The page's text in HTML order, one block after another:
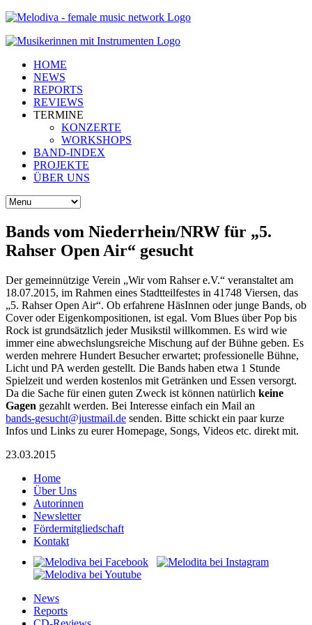
HOME
NEWS
REPORTS
REVIEWS
TERMINE
KONZERTE
WORKSHOPS
BAND-INDEX
PROJEKTE
ÜBER UNS
Bands vom Niederrhein/NRW für „5.
Rahser Open Air“ gesucht
Der gemeinnützige Verein „Wir vom Rahser e.V.“ veranstaltet am
18.07.2015, im Rahmen eines Stadtteilfestes in 41748 Viersen, das
„5. Rahser Open Air“. Ob erfahrene HäsInnen oder junge Bands, ob
Cover oder Eigenkompositionen, ist egal. Vom Blues über Pop bis
Rock ist grundsätzlich jeder Musikstil willkommen. Es wird wie
immer eine abwechslungsreiche Mischung auf der Bühne geben. Es
werden mehrere Hundert Besucher erwartet; professionelle Bühne,
Licht und PA werden gestellt. Die Bands haben etwa 1 Stunde
Spielzeit und werden kostenlos mit Getränken und Essen versorgt.
Da die Sache für einen guten Zweck ist können natürlich keine
Gagen gezahlt werden. Bei Interesse einfach ein Mail an
ed.li
amtsu
j@thc
useg-
sdnab
senden. Bitte schickt ein paar kurze
Infos und Links zu eurer Homepage, Songs, Videos etc. direkt mit.
23.03.2015
Home
Über Uns
Autorinnen
Newsletter
Fördermitgliedschaft
Kontakt
News
Reports